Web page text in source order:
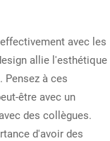
avec les
allie l'esthétique
Pensez à ces
être avec un
des collègues.
d'avoir des